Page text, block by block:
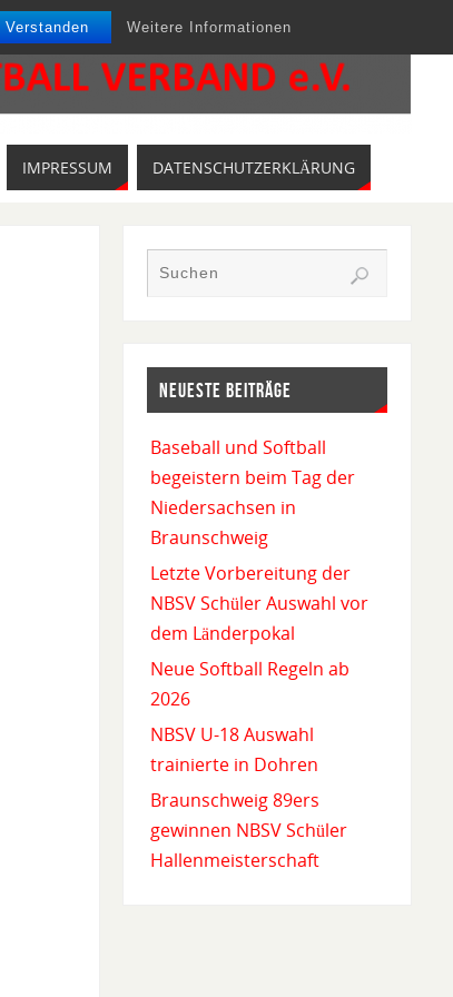
Verstanden Weitere Informationen
IMPRESSUM DATENSCHUTZERKLÄRUNG
NEUESTE BEITRÄGE
Baseball und Softball
begeistern beim Tag der
Niedersachsen in
Braunschweig
Letzte Vorbereitung der
NBSV Schüler Auswahl vor
dem Länderpokal
Neue Softball Regeln ab
2026
NBSV U-18 Auswahl
trainierte in Dohren
Braunschweig 89ers
gewinnen NBSV Schüler
Hallenmeisterschaft